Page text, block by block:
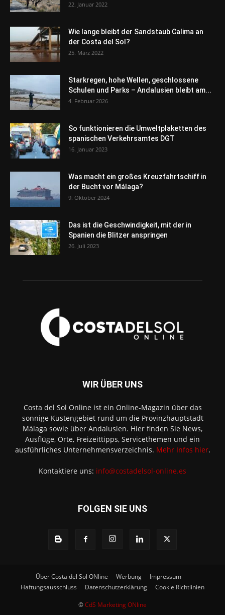
22. Januar 2022
Wie lange bleibt der Sandstaub Calima an
der Costa del Sol?
25. März 2022
Starkregen, hohe Wellen, geschlossene
Schulen und Parks – Andalusien bleibt am...
4. Februar 2026
So funktionieren die Umweltplaketten des
spanischen Verkehrsamtes DGT
16. Januar 2023
Was macht ein großes Kreuzfahrtschiff in
der Bucht vor Málaga?
9. Oktober 2024
Das ist die Geschwindigkeit, mit der in
Spanien die Blitzer anspringen
26. Juli 2023
WIR ÜBER UNS
Costa del Sol Online ist ein Online-Magazin über das
sonnige Küstengebiet rund um die Provinzhauptstadt
Málaga sowie über Andalusien. Hier finden Sie News,
Ausflüge, Orte, Freizeittipps, Servicethemen und ein
ausführliches Unternehmensverzeichnis. Mehr Infos hier.
Kontaktiere uns: info@costadelsol-online.es
FOLGEN SIE UNS
Über Costa del Sol ONline Werbung
Impressum
Haftungsausschluss
Datenschutzerklärung Cookie Richtlinien
©CdS Marketing ONline